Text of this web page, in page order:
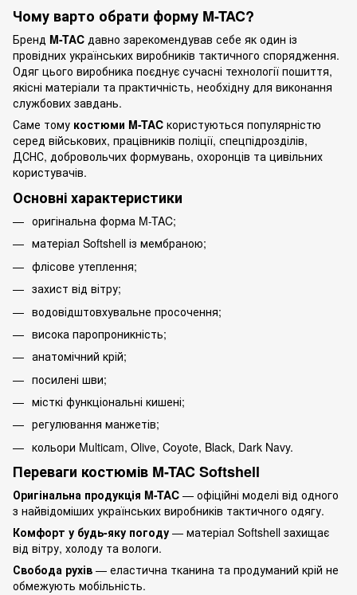
Чому варто обрати форму M-TAC?
Бренд M-TAC давно зарекомендував себе як один із
провідних українських виробників тактичного спорядження.
Одяг цього виробника поєднує сучасні технології пошиття,
якісні матеріали та практичність, необхідну для виконання
службових завдань.
Саме тому костюми M-TAC користуються популярністю
серед військових, працівників поліції, спецпідрозділів,
ДСНС, добровольчих формувань, охоронців та цивільних
користувачів.
Основні характеристики
оригінальна форма M-TAC;
матеріал Softshell із мембраною;
флісове утеплення;
захист від вітру;
водовідштовхувальне просочення;
висока паропроникність;
анатомічний крій;
посилені шви;
місткі функціональні кишені;
регулювання манжетів;
кольори Multicam, Olive, Coyote, Black, Dark Navy.
Переваги костюмів M-TAC Softshell
Оригінальна продукція M-TAC — офіційні моделі від одного
з найвідоміших українських виробників тактичного одягу.
Комфорт у будь-яку погоду — матеріал Softshell захищає
від вітру, холоду та вологи.
Свобода рухів — еластична тканина та продуманий крій не
обмежують мобільність.